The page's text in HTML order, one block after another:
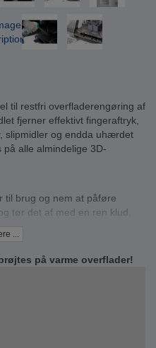
til restfri overfladerengøring af
fjerner effektivt fingeraftryk,
slipmidler og endda uhærdet
på alle almindelige 3D-
til brug og nem at påføre
tør det af med en ren klud.
Det forbedrer printkvaliteten
mod materialerne,
3D-printere. Derudover kan
delenes vedhæftning til
Ingredienserne er miljøvenlige
mærkning og indeholder
Cleaner 100 fås som en 500
eller en 200-liters tromle.
...
på varme overflader!